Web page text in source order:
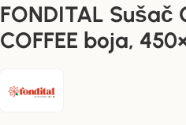
FONDITAL Sušač
COFFEE boja,